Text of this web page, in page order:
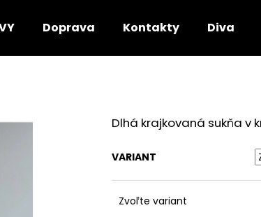
Doprava Kontakty DivaRio
Dlhá krajkovaná sukňa v
VARIANT
Zvoľte variant
nájsť?
HĽADAŤ